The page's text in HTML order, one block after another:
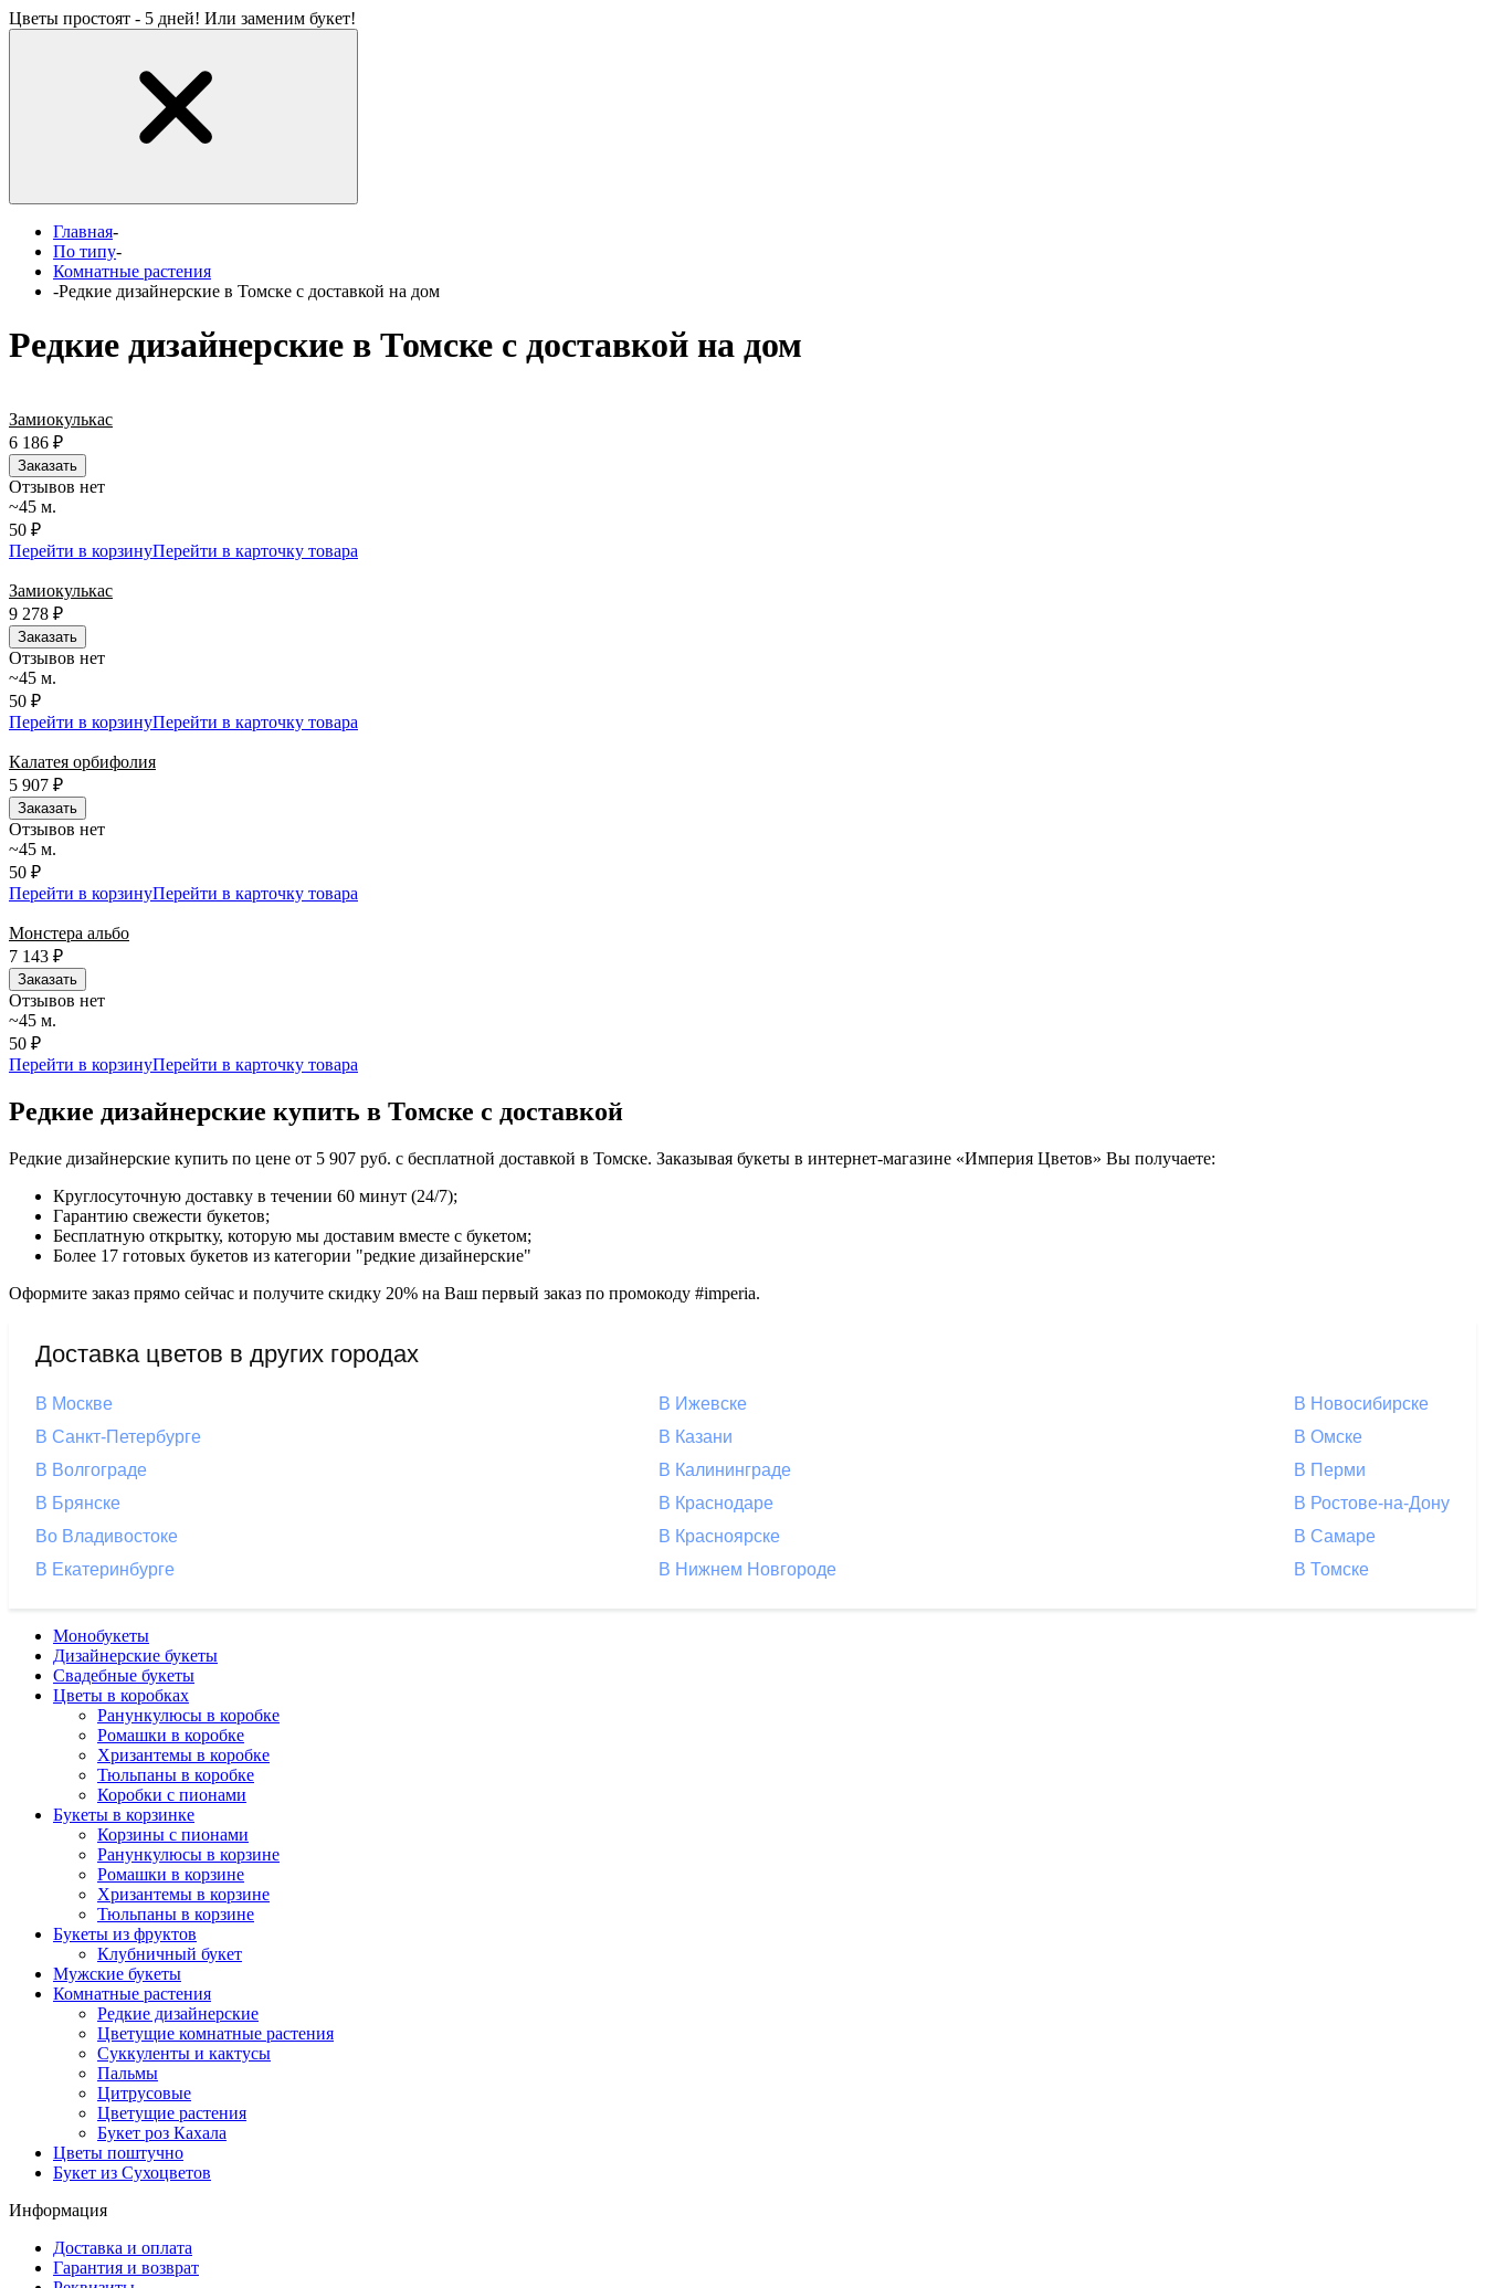
Цветы простоят - 5 дней! Или заменим букет!
Главная-
По типу-
Комнатные растения
-Редкие дизайнерские в Томске с доставкой на дом
Редкие дизайнерские в Томске с доставкой на дом
Замиокулькас
6 186 ₽
Заказать
Отзывов нет
~45 м.
50 ₽
Перейти в корзинуПерейти в карточку товара
Замиокулькас
9 278 ₽
Заказать
Отзывов нет
~45 м.
50 ₽
Перейти в корзинуПерейти в карточку товара
Калатея орбифолия
5 907 ₽
Заказать
Отзывов нет
~45 м.
50 ₽
Перейти в корзинуПерейти в карточку товара
Монстера альбо
7 143 ₽
Заказать
Отзывов нет
~45 м.
50 ₽
Перейти в корзинуПерейти в карточку товара
Редкие дизайнерские купить в Томске с доставкой
Редкие дизайнерские купить по цене от 5 907 руб. с бесплатной доставкой в Томске. Заказывая букеты в интернет-магазине «Империя Цветов» Вы получаете:
Круглосуточную доставку в течении 60 минут (24/7);
Гарантию свежести букетов;
Бесплатную открытку, которую мы доставим вместе с букетом;
Более 17 готовых букетов из категории "редкие дизайнерские"
Оформите заказ прямо сейчас и получите скидку 20% на Ваш первый заказ по промокоду #imperia.
Доставка цветов в других городах
В Москве
В Санкт-Петербурге
В Волгограде
В Брянске
Во Владивостоке
В Екатеринбурге
В Ижевске
В Казани
В Калининграде
В Краснодаре
В Красноярске
В Нижнем Новгороде
В Новосибирске
В Омске
В Перми
В Ростове-на-Дону
В Самаре
В Томске
Монобукеты
Дизайнерские букеты
Свадебные букеты
Цветы в коробках
Ранункулюсы в коробке
Ромашки в коробке
Хризантемы в коробке
Тюльпаны в коробке
Коробки с пионами
Букеты в корзинке
Корзины с пионами
Ранункулюсы в корзине
Ромашки в корзине
Хризантемы в корзине
Тюльпаны в корзине
Букеты из фруктов
Клубничный букет
Мужские букеты
Комнатные растения
Редкие дизайнерские
Цветущие комнатные растения
Суккуленты и кактусы
Пальмы
Цитрусовые
Цветущие растения
Букет роз Кахала
Цветы поштучно
Букет из Сухоцветов
Информация
Доставка и оплата
Гарантия и возврат